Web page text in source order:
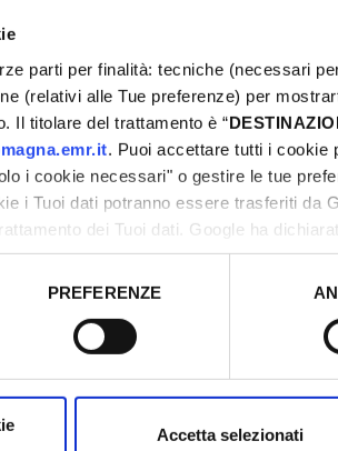
parti per finalità: tecniche (necessari
(relativi alle Tue preferenze) per
Il titolare del trattamento è “
. Puoi accettare tutti i cookie
i cookie necessari" o gestire le tue
i Tuoi dati potranno essere trasferiti da
dei Tuoi dati. Google ha
che abbiamo valutato essere sufficienti.
PREFERENZE
Accetta selezionati
ANCHE...